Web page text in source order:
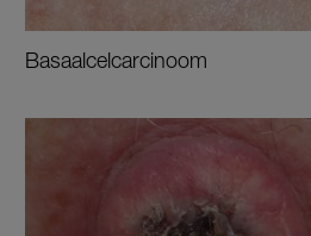
Basaalcelcarcinoom